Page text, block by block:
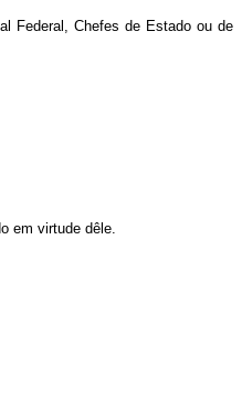
Federal, Chefes de Estado ou de
em virtude dêle.